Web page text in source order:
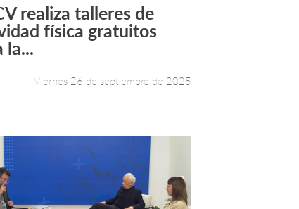
Leer más +
realiza talleres de
física gratuitos
la...
Viernes 26 de septiembre de 2025